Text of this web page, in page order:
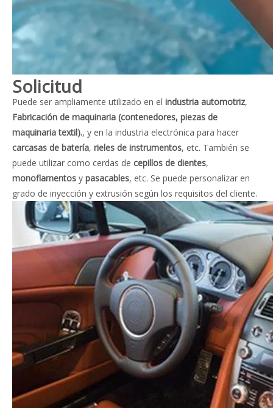
Solicitud
Puede ser ampliamente utilizado en el industria automotriz,
Fabricación de maquinaria (contenedores, piezas de
maquinaria textil)., y en la industria electrónica para hacer
carcasas de batería, rieles de instrumentos, etc. También se
puede utilizar como cerdas de cepillos de dientes,
monoflamentos y pasacables, etc. Se puede personalizar en
grado de inyección y extrusión según los requisitos del cliente.